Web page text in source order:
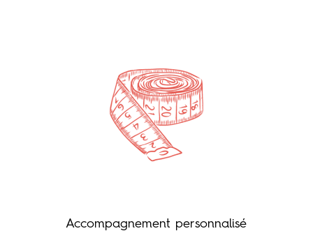
Accompagnement personnalisé